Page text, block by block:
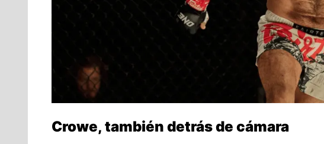
Crowe, también detrás de cámara